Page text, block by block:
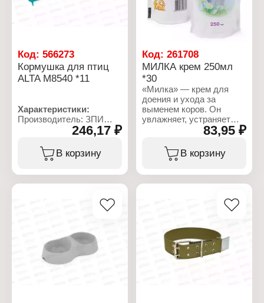
Код: 566273
Кормушка для птиц
ALTA М8540 *11
Характеристики:
Производитель: ЗПИ
Альтернатива
Тип товара: Кормушка
Назначение: для
246,17 ₽
В корзину
Код:261708
МИЛКА крем 250мл
*30
«Милка» — крем для
доения и ухода за
выменем коров. Он
увлажняет, устраняет
сухость и шелушение,
трещины. Состав:
экстракт ромашки,
эмульсионный воск,
фенохем, эуксил, вода
очищенная.
Характеристики:
83,95 ₽
В корзину